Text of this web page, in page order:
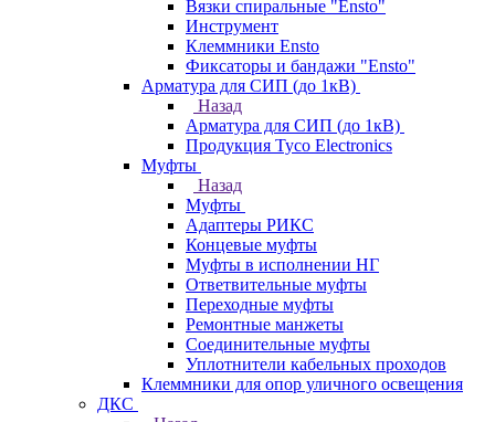
Вязки спиральные "Ensto"
Инструмент
Клеммники Ensto
Фиксаторы и бандажи "Ensto"
Арматура для СИП (до 1кВ)
Назад
Арматура для СИП (до 1кВ)
Продукция Tyco Electronics
Муфты
Назад
Муфты
Адаптеры РИКС
Концевые муфты
Муфты в исполнении НГ
Ответвительные муфты
Переходные муфты
Ремонтные манжеты
Соединительные муфты
Уплотнители кабельных проходов
Клеммники для опор уличного освещения
ДКС